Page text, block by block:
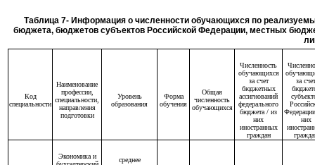
Таблица 7- Информация о численности обучающихся по
бюджета, бюджетов субъектов Российской Федерации, местных
Код
специальности
Наименование
профессии,
специальности,
направления
подготовки
Уровень
образования
Форма
обучения
Общая
численность
обучающихся
Численность
обучающихся
за счет
бюджетных
ассигнований
федерального
бюджета / из
них
иностранных
граждан
за счет
них
Экономика и
среднее